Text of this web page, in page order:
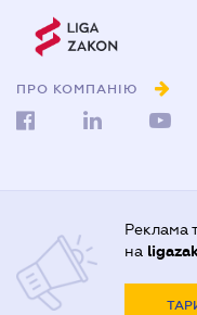
ПРО КОМПАНІЮ
Реклама
на